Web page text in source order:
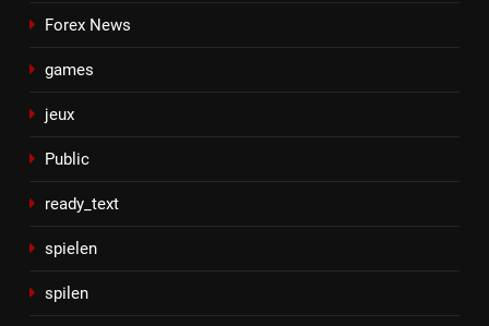
Forex News
games
jeux
Public
ready_text
spielen
spilen